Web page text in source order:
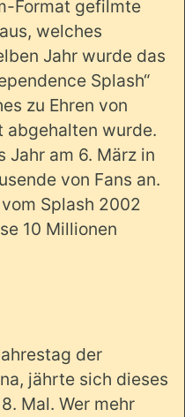
Format gefilmte
welches
Jahr wurde das
Splash“
zu Ehren von
abgehalten wurde.
Jahr am 6. März in
von Fans an.
Splash 2002
10 Millionen
der
jährte sich dieses
Mal. Wer mehr